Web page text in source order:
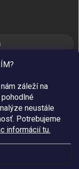
záleží na
neustále
Potrebujeme
informácií tu.